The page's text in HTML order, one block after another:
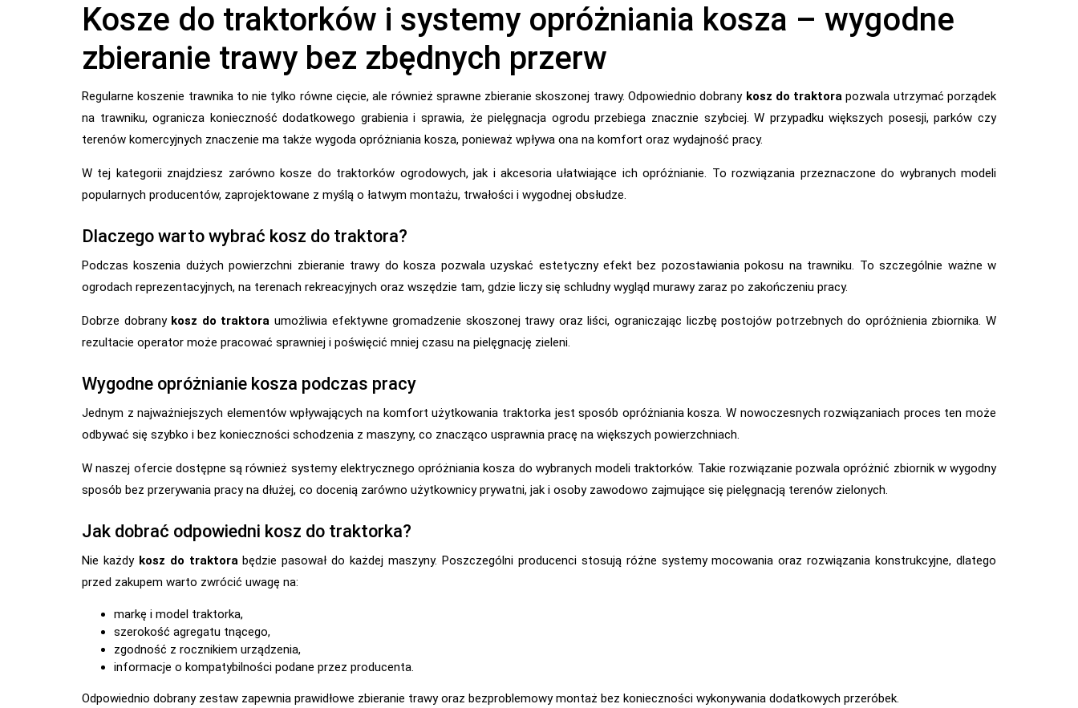
Kosze do traktorków i systemy opróżniania kosza – wygodne
zbieranie trawy bez zbędnych przerw
Regularne koszenie trawnika to nie tylko równe cięcie, ale również sprawne zbieranie skoszonej trawy. Odpowiednio dobrany kosz do traktora pozwala utrzymać porządek
na trawniku, ogranicza konieczność dodatkowego grabienia i sprawia, że pielęgnacja ogrodu przebiega znacznie szybciej. W przypadku większych posesji, parków czy
terenów komercyjnych znaczenie ma także wygoda opróżniania kosza, ponieważ wpływa ona na komfort oraz wydajność pracy.
W tej kategorii znajdziesz zarówno kosze do traktorków ogrodowych, jak i akcesoria ułatwiające ich opróżnianie. To rozwiązania przeznaczone do wybranych modeli
popularnych producentów, zaprojektowane z myślą o łatwym montażu, trwałości i wygodnej obsłudze.
Dlaczego warto wybrać kosz do traktora?
Podczas koszenia dużych powierzchni zbieranie trawy do kosza pozwala uzyskać estetyczny efekt bez pozostawiania pokosu na trawniku. To szczególnie ważne w
ogrodach reprezentacyjnych, na terenach rekreacyjnych oraz wszędzie tam, gdzie liczy się schludny wygląd murawy zaraz po zakończeniu pracy.
Dobrze dobrany kosz do traktora umożliwia efektywne gromadzenie skoszonej trawy oraz liści, ograniczając liczbę postojów potrzebnych do opróżnienia zbiornika. W
rezultacie operator może pracować sprawniej i poświęcić mniej czasu na pielęgnację zieleni.
Wygodne opróżnianie kosza podczas pracy
Jednym z najważniejszych elementów wpływających na komfort użytkowania traktorka jest sposób opróżniania kosza. W nowoczesnych rozwiązaniach proces ten może
odbywać się szybko i bez konieczności schodzenia z maszyny, co znacząco usprawnia pracę na większych powierzchniach.
W naszej ofercie dostępne są również systemy elektrycznego opróżniania kosza do wybranych modeli traktorków. Takie rozwiązanie pozwala opróżnić zbiornik w wygodny
sposób bez przerywania pracy na dłużej, co docenią zarówno użytkownicy prywatni, jak i osoby zawodowo zajmujące się pielęgnacją terenów zielonych.
Jak dobrać odpowiedni kosz do traktorka?
Nie każdy kosz do traktorabędzie pasował do każdej maszyny. Poszczególni producenci stosują różne systemy mocowania oraz rozwiązania konstrukcyjne, dlatego
przed zakupem warto zwrócić uwagę na:
markę i model traktorka,
szerokość agregatu tnącego,
zgodność z rocznikiem urządzenia,
informacje o kompatybilności podane przez producenta.
Odpowiednio dobrany zestaw zapewnia prawidłowe zbieranie trawy oraz bezproblemowy montaż bez konieczności wykonywania dodatkowych przeróbek.